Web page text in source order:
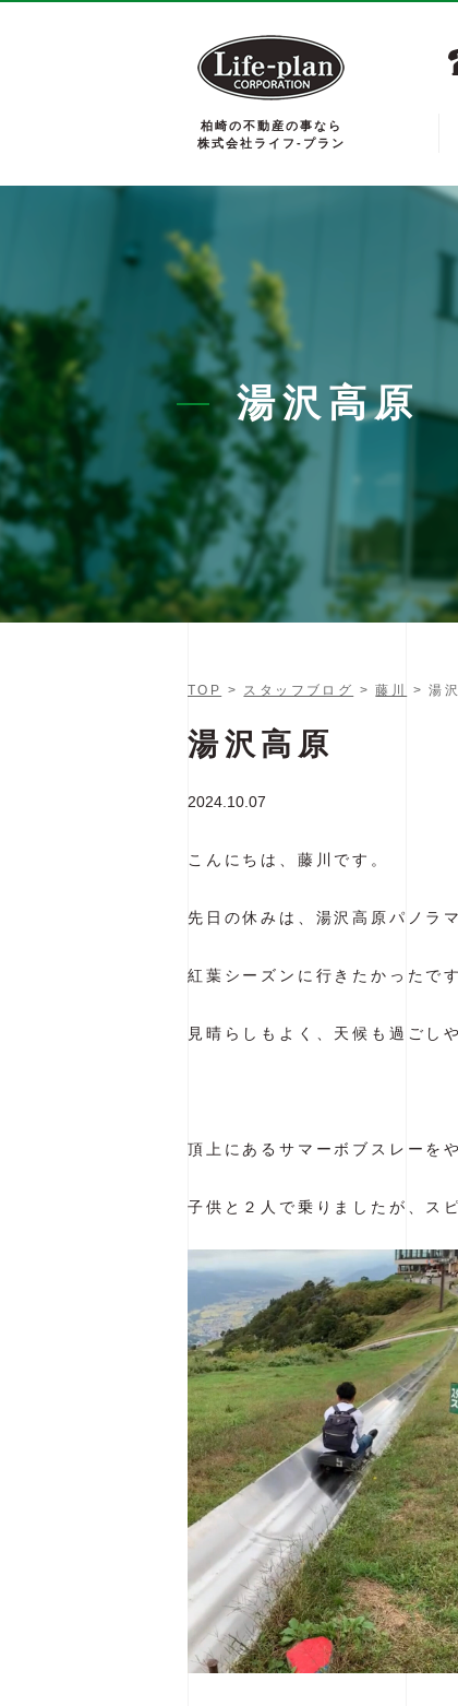
柏崎の不動産の事なら
株式会社ライフ-プラン
湯沢高原
TOP > スタッフブログ >藤川 > 湯
湯沢高原
2024.10.07
こんにちは、藤川です。
先日の休みは、湯沢高原パノラ
紅葉シーズンに行きたかったで
見晴らしもよく、天候も過ごし
頂上にあるサマーボブスレーを
子供と２人で乗りましたが、ス